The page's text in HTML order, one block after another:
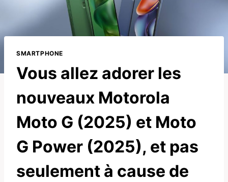
SMARTPHONE
Vous allez adorer les
nouveaux Motorola
Moto G (2025) et Moto
G Power (2025), et pas
seulement à cause de